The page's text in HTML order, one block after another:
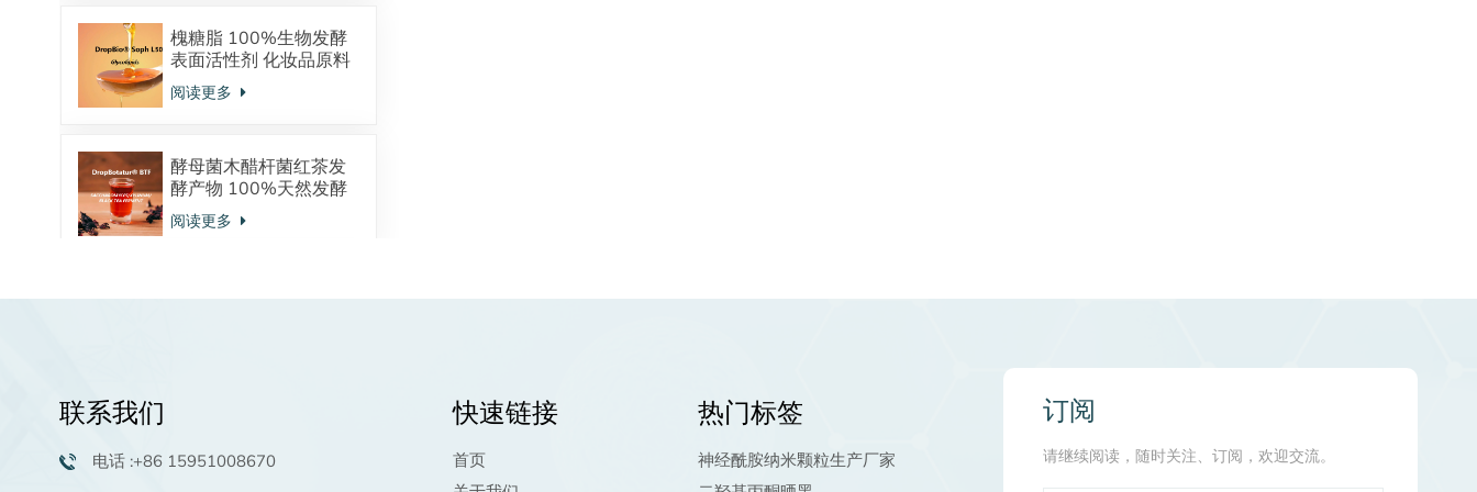
槐糖脂 100%生物发酵
表面活性剂 化妆品原料
酸型内酯型混合物
阅读更多
酵母菌木醋杆菌红茶发
酵产物 100%天然发酵
来源 调节皮肤微生态
阅读更多
植物鞘氨醇：天然发酵
末供应商
联系我们
电话 :+86 15951008670
快速链接
首页
热门标签
神经酰胺纳米颗粒生产厂家
订阅
请继续阅读，随时关注、订阅，欢迎交流。